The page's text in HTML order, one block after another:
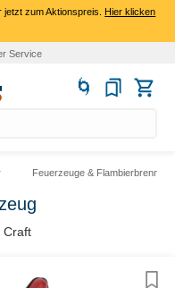
jetzt zum Aktionspreis.Hier klicken
Service
Feuerzeuge & Flambierbrenner
Craft